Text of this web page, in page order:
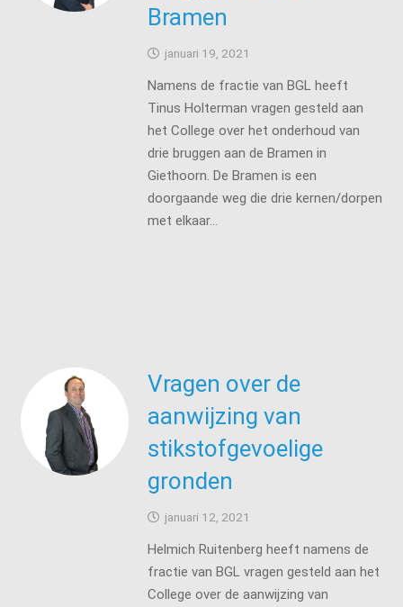
Bramen
januari 19, 2021
Namens de fractie van BGL heeft
Tinus Holterman vragen gesteld aan
het College over het onderhoud van
drie bruggen aan de Bramen in
Giethoorn. De Bramen is een
doorgaande weg die drie kernen/dorpen
met elkaar…
Vragen over de
aanwijzing van
stikstofgevoelige
gronden
januari 12, 2021
Helmich Ruitenberg heeft namens de
fractie van BGL vragen gesteld aan het
College over de aanwijzing van